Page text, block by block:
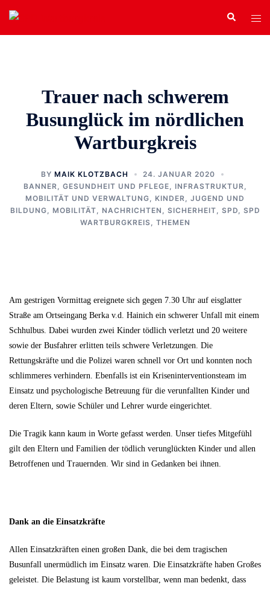
Zum
Inhalt
springen
Search
Trauer nach schwerem
Busunglück im nördlichen
Wartburgkreis
BY MAIK KLOTZBACH
24. JANUAR 2020
BANNER
GESUNDHEIT UND PFLEGE
INFRASTRUKTUR,
MOBILITÄT UND VERWALTUNG
KINDER, JUGEND UND
BILDUNG
MOBILITÄT NACHRICHTEN SICHERHEIT SPD
SPD
WARTBURGKREIS
THEMEN
Am gestrigen Vormittag ereignete sich gegen 7.30 Uhr auf eisglatter
Straße am Ortseingang Berka v.d. Hainich ein schwerer Unfall mit einem
Schhulbus. Dabei wurden zwei Kinder tödlich verletzt und 20 weitere
sowie der Busfahrer erlitten teils schwere Verletzungen. Die
Rettungskräfte und die Polizei waren schnell vor Ort und konnten noch
schlimmeres verhindern. Ebenfalls ist ein Kriseninterventionsteam im
Einsatz und psychologische Betreuung für die verunfallten Kinder und
deren Eltern, sowie Schüler und Lehrer wurde eingerichtet.
Die Tragik kann kaum in Worte gefasst werden. Unser tiefes Mitgefühl
gilt den Eltern und Familien der tödlich verunglückten Kinder und allen
Betroffenen und Trauernden. Wir sind in Gedanken bei ihnen.
Dank an die Einsatzkräfte
Allen Einsatzkräften einen großen Dank, die bei dem tragischen
Busunfall unermüdlich im Einsatz waren. Die Einsatzkräfte haben Großes
geleistet. Die Belastung ist kaum vorstellbar, wenn man bedenkt, dass